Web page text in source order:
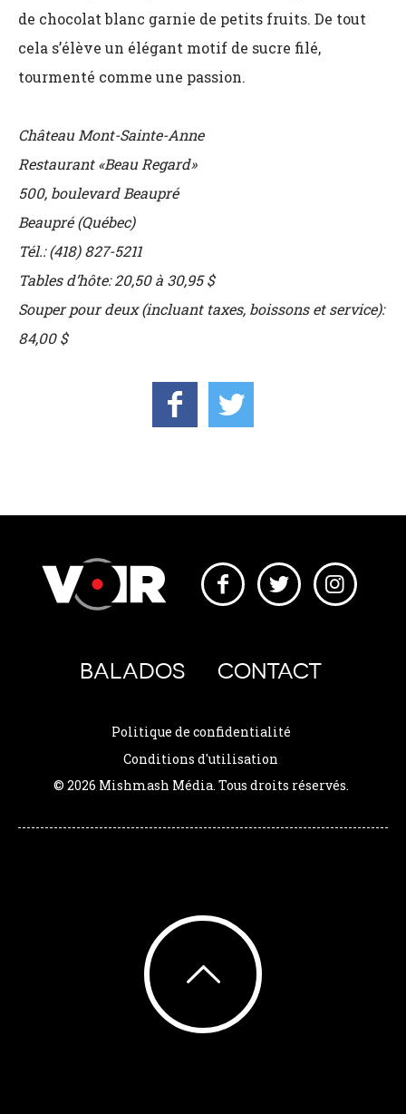
de chocolat blanc garnie de petits fruits. De tout
cela s’élève un élégant motif de sucre filé,
tourmenté comme une passion.
Château Mont-Sainte-Anne
Restaurant «Beau Regard»
500, boulevard Beaupré
Beaupré (Québec)
Tél.: (418) 827-5211
Tables d’hôte: 20,50 à 30,95 $
Souper pour deux (incluant taxes, boissons et service):
84,00 $
BALADOS CONTACT
Politique de confidentialité
Conditions d'utilisation
© 2026 Mishmash Média. Tous droits réservés.